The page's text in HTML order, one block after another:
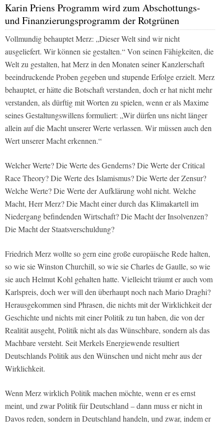
Karin Priens Programm wird zum Abschottungs-
und Finanzierungsprogramm der Rotgrünen
Vollmundig behauptet Merz: „Dieser Welt sind wir nicht
ausgeliefert. Wir können sie gestalten.“ Von seinen Fähigkeiten, die
Welt zu gestalten, hat Merz in den Monaten seiner Kanzlerschaft
beeindruckende Proben gegeben und stupende Erfolge erzielt. Merz
behauptet, er hätte die Botschaft verstanden, doch er hat nicht mehr
verstanden, als dürftig mit Worten zu spielen, wenn er als Maxime
seines Gestaltungswillens formuliert: „Wir dürfen uns nicht länger
allein auf die Macht unserer Werte verlassen. Wir müssen auch den
Wert unserer Macht erkennen.“
Welcher Werte? Die Werte des Genderns? Die Werte der Critical
Race Theory? Die Werte des Islamismus? Die Werte der Zensur?
Welche Werte? Die Werte der Aufklärung wohl nicht. Welche
Macht, Herr Merz? Die Macht einer durch das Klimakartell im
Niedergang befindenden Wirtschaft? Die Macht der Insolvenzen?
Die Macht der Staatsverschuldung?
Friedrich Merz wollte so gern eine große europäische Rede halten,
so wie sie Winston Churchill, so wie sie Charles de Gaulle, so wie
sie auch Helmut Kohl gehalten hatte. Vielleicht träumt er auch vom
Karlspreis, doch wer will den überhaupt noch nach Mario Draghi?
Herausgekommen sind Phrasen, die nichts mit der Wirklichkeit der
Geschichte und nichts mit einer Politik zu tun haben, die von der
Realität ausgeht, Politik nicht als das Wünschbare, sondern als das
Machbare versteht. Seit Merkels Energiewende resultiert
Deutschlands Politik aus den Wünschen und nicht mehr aus der
Wirklichkeit.
Wenn Merz wirklich Politik machen möchte, wenn er es ernst
meint, und zwar Politik für Deutschland – dann muss er nicht in
Davos reden, sondern in Deutschland handeln, und zwar, indem er